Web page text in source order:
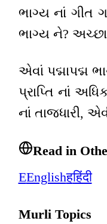
ભાગ્ય નાં ગીત
ભાગ્ય ને?
એવાં પદ્માપદ્મ
પ્રાપ્તિ નાં
નાં તાજધારી,
Read in
EEnglishहहिंदी
Murli Topics